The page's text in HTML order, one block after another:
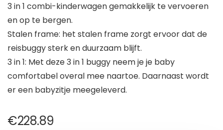
3 in 1 combi-kinderwagen gemakkelijk te vervoeren
en op te bergen.
Stalen frame: het stalen frame zorgt ervoor dat de
reisbuggy sterk en duurzaam blijft.
3 in 1: Met deze 3 in 1 buggy neem je je baby
comfortabel overal mee naartoe. Daarnaast wordt
er een babyzitje meegeleverd.
€228.89